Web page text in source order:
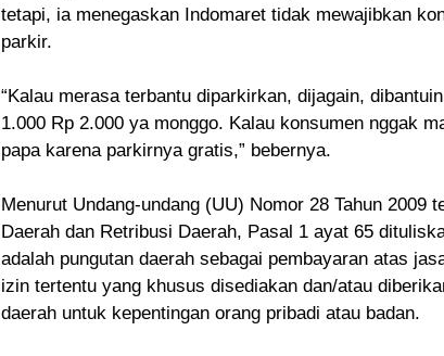
tetapi, ia menegaskan Indomaret tidak mewajibkan
parkir.
“Kalau merasa terbantu diparkirkan, dijagain,
1.000 Rp 2.000 ya monggo. Kalau konsumen nggak
papa karena parkirnya gratis,” bebernya.
Menurut Undang-undang (UU) Nomor 28 Tahun 2009
Daerah dan Retribusi Daerah, Pasal 1 ayat 65
adalah pungutan daerah sebagai pembayaran atas
izin tertentu yang khusus disediakan dan/atau
daerah untuk kepentingan orang pribadi atau badan.